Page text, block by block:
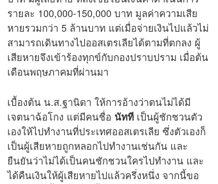
รายละ 100,000-150,000 บาท มูลค่าความเสีย
หายรวมกว่า 5 ล้านบาท แต่เมื่อจ่ายเงินไปแล้วไม่
สามารถเดินทางไปออสเตรเลียได้ตามที่ตกลง ผู้
เสียหายจึงเข้าร้องทุกข์กับกองปราบปราม เมื่อต้น
เดือนพฤษภาคมที่ผ่านมา
เบื้องต้น น.ส.ฐานิดา ให้การอ้างว่าตนไม่ได้มี
เจตนาฉ้อโกง แต่มีคนชื่อ นัทที เป็นผู้ชักชวนตัว
เองให้ไปทำงานที่ประเทศออสเตรเลีย ซึ่งตัวเองก็
เป็นผู้เสียหายถูกหลอกไปทำงานเช่นกัน และ
ยืนยันว่าไม่ได้เป็นคนชักชวนใครไปทำงาน และ
ได้คืนเงินให้ผู้เสียหายไปแล้วครึ่งหนึ่ง จากนี้ขอ